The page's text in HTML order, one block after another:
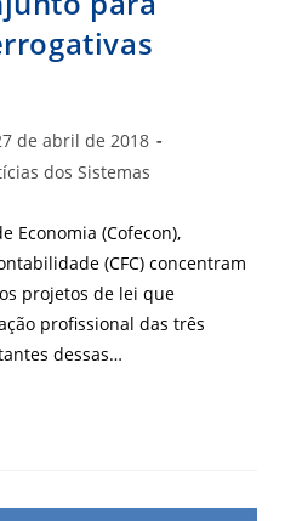
de abril de 2018
dos Sistemas
Economia (Cofecon),
(CFC) concentram
projetos de lei que
profissional das três
dessas…